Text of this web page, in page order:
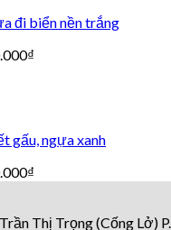
đi biển nền trắng
₫
gấu, ngựa xanh
₫
Thị Trọng (Cống Lở)